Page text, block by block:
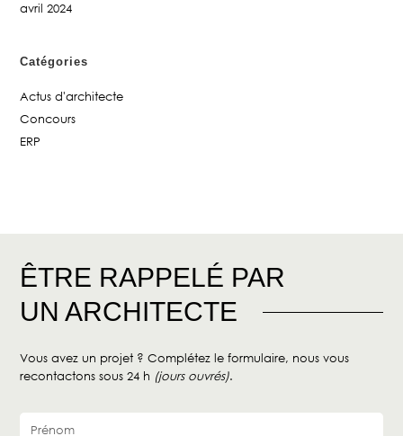
avril 2024
Catégories
Actus d'architecte
Concours
ERP
ÊTRE RAPPELÉ PAR
UN ARCHITECTE
Vous avez un projet ? Complétez le formulaire, nous vous
recontactons sous 24 h (jours ouvrés).